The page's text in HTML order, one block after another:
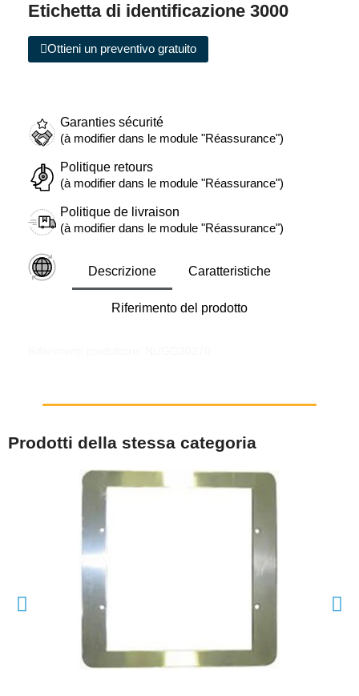
Etichetta di identificazione 3000
Ottieni un preventivo gratuito
Garanties sécurité
(à modifier dans le module "Réassurance")
Politique retours
(à modifier dans le module "Réassurance")
Politique de livraison
(à modifier dans le module "Réassurance")
Descrizione Caratteristiche
Riferimento del prodotto
Prodotti della stessa categoria
VISTA RAPIDA